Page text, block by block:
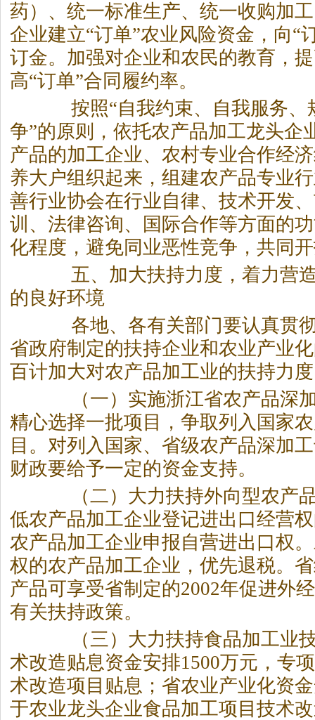
药）、统一标准生产、统一收购加
企业建立“订单”农业风险资金，向“
订金。加强对企业和农民的教育，
高“订单”合同履约率。
按照“自我约束、自我服务、
争”的原则，依托农产品加工龙头企
产品的加工企业、农村专业合作经
养大户组织起来，组建农产品专业
善行业协会在行业自律、技术开发
训、法律咨询、国际合作等方面的
化程度，避免同业恶性竞争，共同
五、加大扶持力度，着力营造
的良好环境
各地、各有关部门要认真贯彻
省政府制定的扶持企业和农业产业
百计加大对农产品加工业的扶持力
（一）实施浙江省农产品深加
精心选择一批项目，争取列入国家
目。对列入国家、省级农产品深加
财政要给予一定的资金支持。
（二）大力扶持外向型农产品
低农产品加工企业登记进出口经营
农产品加工企业申报自营进出口权
权的农产品加工企业，优先退税。
产品可享受省制定的2002年促进外
有关扶持政策。
（三）大力扶持食品加工业技
术改造贴息资金安排1500万元，专
术改造项目贴息；省农业产业化资
于农业龙头企业食品加工项目技术